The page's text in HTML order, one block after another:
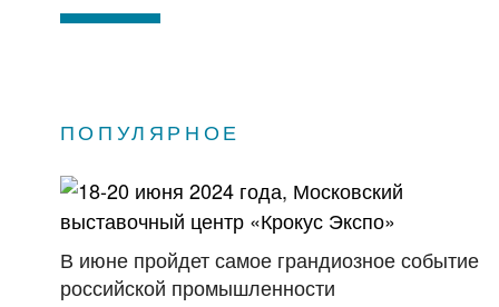
ПОПУЛЯРНОЕ
В июне пройдет самое грандиозное событие
российской промышленности